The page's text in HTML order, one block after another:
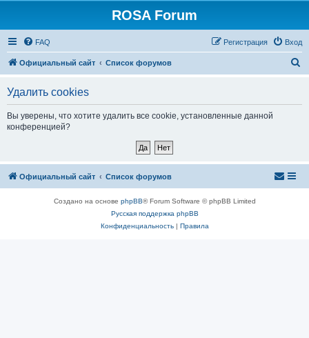
ROSA Forum
FAQ Вход
Регистрация
Официальный сайт Список форумов
Удалить cookies
Вы уверены, что хотите удалить все cookie, установленные данной
конференцией?
Официальный сайт Список форумов
Создано на основе phpBB® Forum Software © phpBB Limited
Русская поддержка phpBB
Конфиденциальность| Правила